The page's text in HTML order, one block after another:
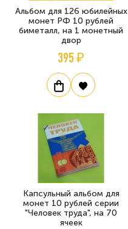
Альбом для 126 юбилейных
монет РФ 10 рублей
биметалл, на 1 монетный
двор
395 ₽
Капсульный альбом для
монет 10 рублей серии
"Человек труда", на 70
ячеек